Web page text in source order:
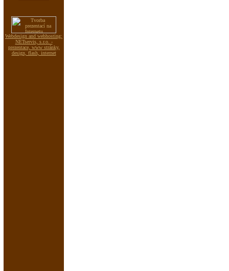
Webdesign and webhosting:
NETservis, s.r.o. -
prezentace, www stránky,
design, flash, internet